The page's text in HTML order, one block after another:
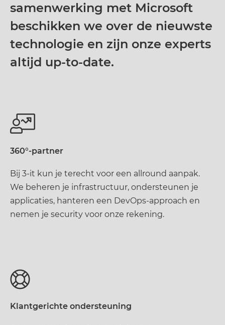
samenwerking met Microsoft
beschikken we over de nieuwste
technologie en zijn onze experts
altijd up-to-date.
360°-partner
Bij 3-it kun je terecht voor een allround aanpak.
We beheren je infrastructuur, ondersteunen je
applicaties, hanteren een DevOps-approach en
nemen je security voor onze rekening.
Klantgerichte ondersteuning